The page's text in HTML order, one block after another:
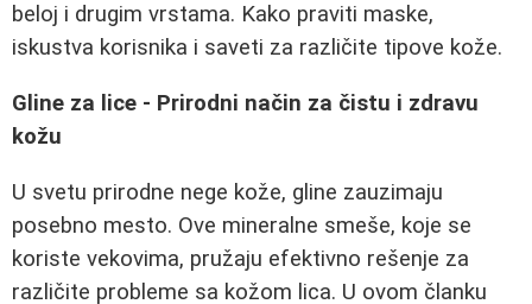
beloj i drugim vrstama. Kako praviti maske,
iskustva korisnika i saveti za različite tipove kože.
Gline za lice - Prirodni način za čistu i zdravu
kožu
U svetu prirodne nege kože, gline zauzimaju
posebno mesto. Ove mineralne smeše, koje se
koriste vekovima, pružaju efektivno rešenje za
različite probleme sa kožom lica. U ovom članku